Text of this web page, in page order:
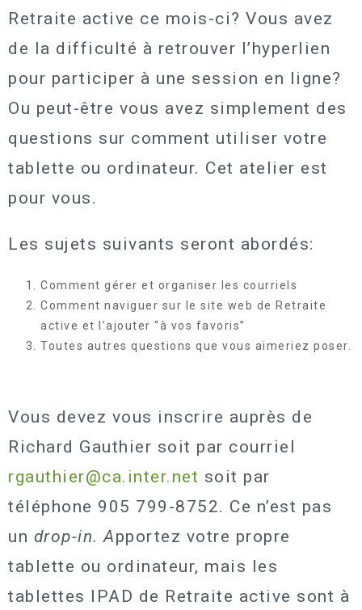
Retraite active ce mois-ci? Vous avez
de la difficulté à retrouver l’hyperlien
pour participer à une session en ligne?
Ou peut-être vous avez simplement des
questions sur comment utiliser votre
tablette ou ordinateur. Cet atelier est
pour vous.
Les sujets suivants seront abordés:
Comment gérer et organiser les courriels
Comment naviguer sur le site web de Retraite
active et l’ajouter “à vos favoris”
Toutes autres questions que vous aimeriez poser.
Vous devez vous inscrire auprès de
Richard Gauthier soit par courriel
rgauthier@ca.inter.net soit par
téléphone 905 799-8752. Ce n’est pas
un drop-in. Apportez votre propre
tablette ou ordinateur, mais les
tablettes IPAD de Retraite active sont à